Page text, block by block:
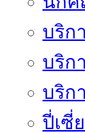
บริก
บริก
บริก
ปี่เซี่